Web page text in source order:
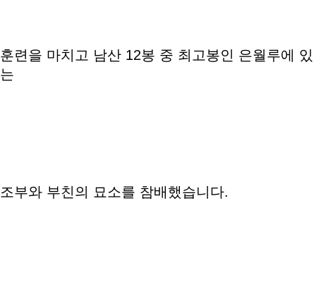
훈련을 마치고 남산 12봉 중 최고봉인 은월루에 있
는
조부와 부친의 묘소를 참배했습니다.